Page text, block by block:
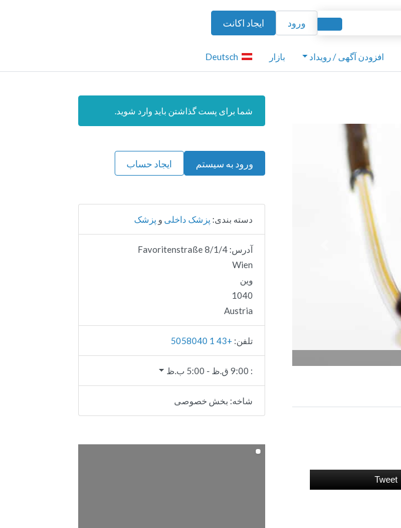
Search
ورود ایجاد اکانت
افزودن آگهی / رویداد بازار Deutsch
Tweet
شما برای پست گذاشتن باید وارد شوید.
ورود به سیستم ایجاد حساب
دسته بندی: پزشک داخلی و پزشک
آدرس: 8/1/4 Favoritenstraße
Wien
وین
1040
Austria
تلفن: +43 1 5058040
: 9:00 ق.ظ - 5:00 ب.ظ
شاخه: بخش خصوصی